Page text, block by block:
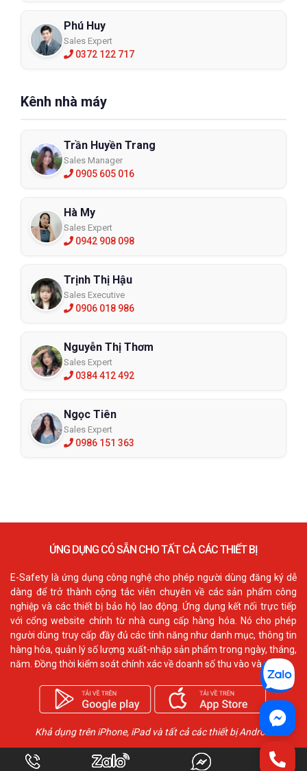
Phú Huy
Sales Expert
0372 122 717
Kênh nhà máy
Trần Huyền Trang
Sales Manager
0905 605 016
Hà My
Sales Expert
0942 908 098
Trịnh Thị Hậu
Sales Executive
0906 018 986
Nguyễn Thị Thơm
Sales Expert
0384 412 492
Ngọc Tiên
Sales Expert
0986 151 363
ỨNG DỤNG CÓ SẴN CHO TẤT CẢ CÁC THIẾT BỊ
E-Safety là ứng dụng công nghệ cho phép người dùng đăng ký dễ
dàng để trở thành cộng tác viên chuyên về các sản phẩm công
nghiệp và các thiết bị bảo hộ lao động. Ứng dụng kết nối trực tiếp
với cổng website chính từ nhà cung cấp hàng hóa. Nó cho phép
người dùng truy cấp đầy đủ các tính năng như danh mục, thông tin
hàng hóa, quản lý số lượng xuất-nhập sản phẩm trong ngày, tháng,
năm. Đồng thời kiểm soát chính xác về doanh số thu vào và ra.
Khả dụng trên iPhone, iPad và tất cả các thiết bị Android